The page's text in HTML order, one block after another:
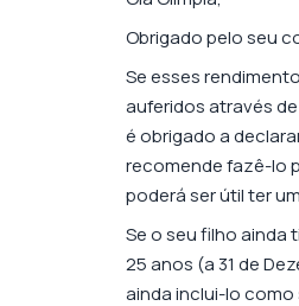
Obrigado pelo seu
Se esses
auferidos através
é obrigado a
recomende fazê-lo
poderá ser útil ter
Se o seu filho ainda
25 anos (a 31 de
ainda inclui-lo